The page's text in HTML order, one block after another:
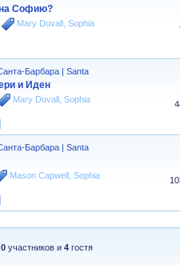
Софию?
Mary Duvall ,Sophia
Барбара | Santa
и Иден
Mary Duvall ,Sophia
Барбара | Santa
Mason Capwell ,Sophia
0 участников и4 гостя